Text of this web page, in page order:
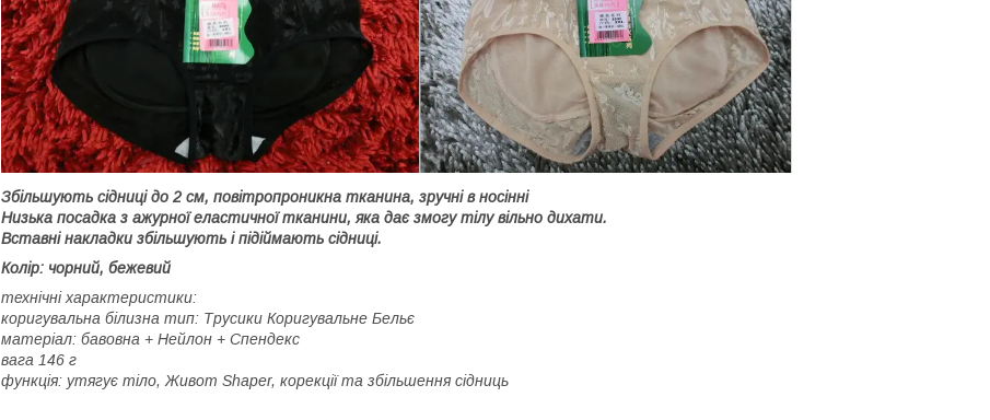
Збільшують сідниці до 2 см, повітропроникна тканина, зручні в носінні
Низька посадка з ажурної еластичної тканини, яка дає змогу тілу вільно дихати.
Вставні накладки збільшують і підіймають сідниці.
Колір: чорний, бежевий
технічні характеристики:
коригувальна білизна тип: Трусики Коригувальне Бельє
матеріал: бавовна + Нейлон + Спендекс
вага 146 г
функція: утягує тіло, Живот Shaper, корекції та збільшення сідниць